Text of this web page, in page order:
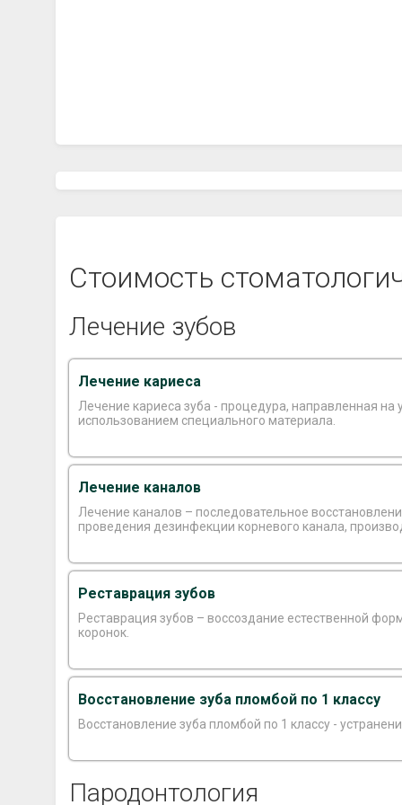
Стоимость
Лечение зубов
Лечение кариеса
Лечение кариеса зуба - процедура, направленная
использованием специального материала.
Лечение каналов
Лечение каналов – последовательное
проведения дезинфекции корневого канала,
Реставрация зубов
Реставрация зубов – воссоздание естественной формы и структуры зуба, минимизируя повреждение тканей и обеспечивая красивый вид, включая установку имплантов или
коронок.
Восстановление зуба пломбой по 1 классу
Пародонтология